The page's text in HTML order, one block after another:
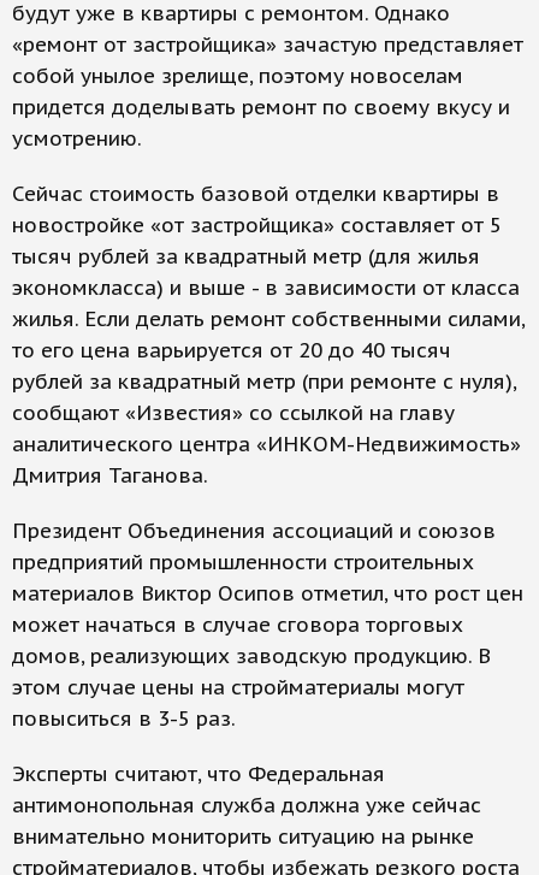
будут уже в квартиры с ремонтом. Однако
«ремонт от застройщика» зачастую представляет
собой унылое зрелище, поэтому новоселам
придется доделывать ремонт по своему вкусу и
усмотрению.
Сейчас стоимость базовой отделки квартиры в
новостройке «от застройщика» составляет от 5
тысяч рублей за квадратный метр (для жилья
экономкласса) и выше - в зависимости от класса
жилья. Если делать ремонт собственными силами,
то его цена варьируется от 20 до 40 тысяч
рублей за квадратный метр (при ремонте с нуля),
сообщают «Известия» со ссылкой на главу
аналитического центра «ИНКОМ-Недвижимость»
Дмитрия Таганова.
Президент Объединения ассоциаций и союзов
предприятий промышленности строительных
материалов Виктор Осипов отметил, что рост цен
может начаться в случае сговора торговых
домов, реализующих заводскую продукцию. В
этом случае цены на стройматериалы могут
повыситься в 3-5 раз.
Эксперты считают, что Федеральная
антимонопольная служба должна уже сейчас
внимательно мониторить ситуацию на рынке
стройматериалов, чтобы избежать резкого роста